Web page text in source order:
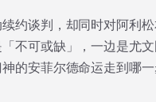
约谈判，却同时对阿利
不可或缺」，一边是尤文
的安菲尔德命运走到哪一